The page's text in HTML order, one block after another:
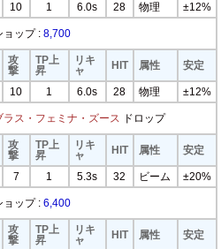
10 1 6.0s 28 物理 ±12%
ョップ : 8,700
攻
撃
TP上
昇
リキ
ャ
HIT 属性 安定
10 1 6.0s 28 物理 ±12%
ラス・フェミナ・ズース ドロップ
攻
撃
TP上
昇
リキ
ャ
HIT 属性 安定
7 1 5.3s 32 ビーム ±20%
ョップ : 6,400
攻
撃
TP上
昇
リキ
ャ
HIT 属性 安定